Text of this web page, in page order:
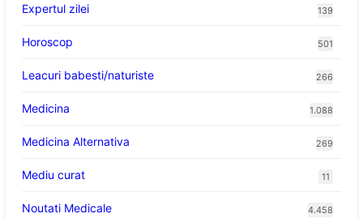
Expertul zilei 139
Horoscop 501
Leacuri babesti/naturiste 266
Medicina 1.088
Medicina Alternativa 269
Mediu curat 11
Noutati Medicale 4.458